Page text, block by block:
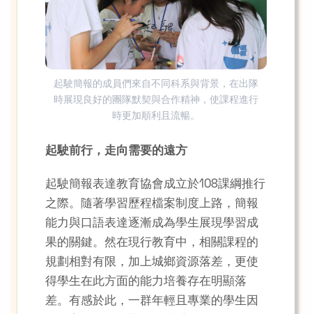
起駛簡報的成員們來自不同科系與背景，在出隊
時展現良好的團隊默契與合作精神，使課程進行
時更加順利且流暢。
起駛前行，走向需要的遠方
起駛簡報表達教育協會成立於108課綱推行
之際。隨著學習歷程檔案制度上路，簡報
能力與口語表達逐漸成為學生展現學習成
果的關鍵。然在現行教育中，相關課程的
規劃相對有限，加上城鄉資源落差，更使
得學生在此方面的能力培養存在明顯落
差。有感於此，一群年輕且專業的學生因